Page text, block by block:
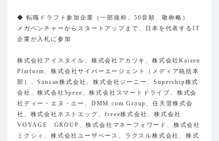
◆ 転職ドラフト参加企業（一部抜粋、50音順、敬称略）
メガベンチャーからスタートアップまで、日本を代表するIT
企業が入札に参加
株式会社アイスタイル、株式会社アカツキ、株式会社Kaizen
Platform、株式会社サイバーエージェント（メディア統括本
部）、Sansan株式会社、株式会社ジーニー、Supership株式
会社、株式会社Speee、株式会社スマートドライブ、株式会
社ディー・エヌ・エー、DMM.com Group、任天堂株式会
社、株式会社ネストエッグ、freee株式会社、株式会社
VOYAGE GROUP、株式会社マネーフォワード、株式会社
ミクシィ、株式会社ユーザベース、ラクスル株式会社、株式